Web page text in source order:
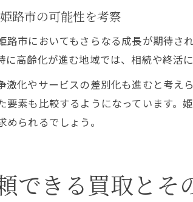
路市の可能性を考察
路市においてもさらなる成長が期待さ
に高齢化が進む地域では、相続や終活
激化やサービスの差別化も進むと考え
要素も比較するようになっています。
られるでしょう。
できる買取とそ